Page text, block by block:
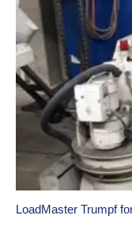
LoadMaster Trumpf